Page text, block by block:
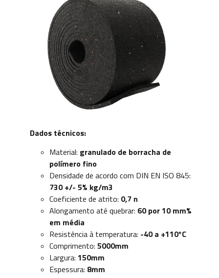
Dados técnicos:
Material: granulado de borracha de
polímero fino
Densidade de acordo com DIN EN ISO 845:
730 +/- 5% kg/m3
Coeficiente de atrito: 0,7 n
Alongamento até quebrar: 60 por 10 mm%
em média
Resistência à temperatura: -40 a +110*C
Comprimento: 5000mm
Largura: 150mm
Espessura: 8mm